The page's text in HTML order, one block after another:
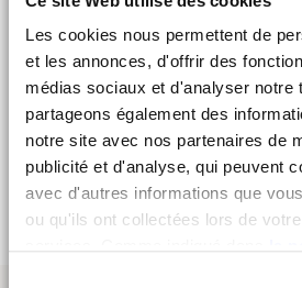
Les cookies nous permettent de
et les annonces, d'offrir des
médias sociaux et d'analyser notre
partageons également des
notre site avec nos partenaires de
publicité et d'analyse, qui peuvent
avec d'autres informations que
ou qu'ils ont collectées lors de
MOB.
Offer reserved for individual customers
not be combined with other benefits or
BOOK NOW